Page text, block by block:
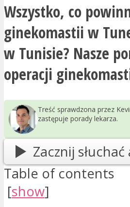
Wszystko, co
ginekomastii w
w Tunisie? Nasze
operacji
Treść sprawdzona przez
zastępuje porady lekarza.
Zacznij
Table of contents
[show]